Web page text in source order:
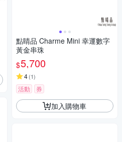
點睛品 Charme Mini 幸運數字
黃金串珠
$5,700
4(1)
活動 券
加入購物車